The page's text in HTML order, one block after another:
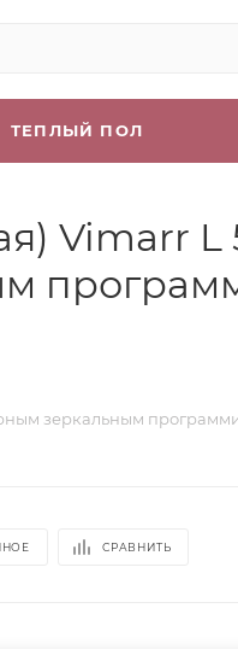
ТЕПЛЫЙ ПОЛ
Vimarr L
зеркальным
СРАВНИТЬ